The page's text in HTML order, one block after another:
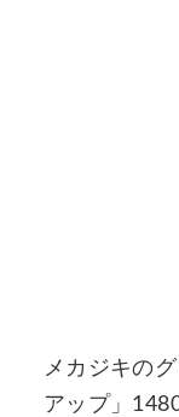
メカジキの
アップ」